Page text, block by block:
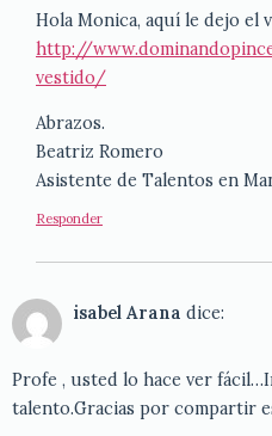
Hola Monica, aquí le dejo el
http://
vestido/
Abrazos.
Beatriz Romero
Asistente de Talentos en
Responder
isabel Arana dice:
Profe , usted lo hace ver
talento.Gracias por compartir